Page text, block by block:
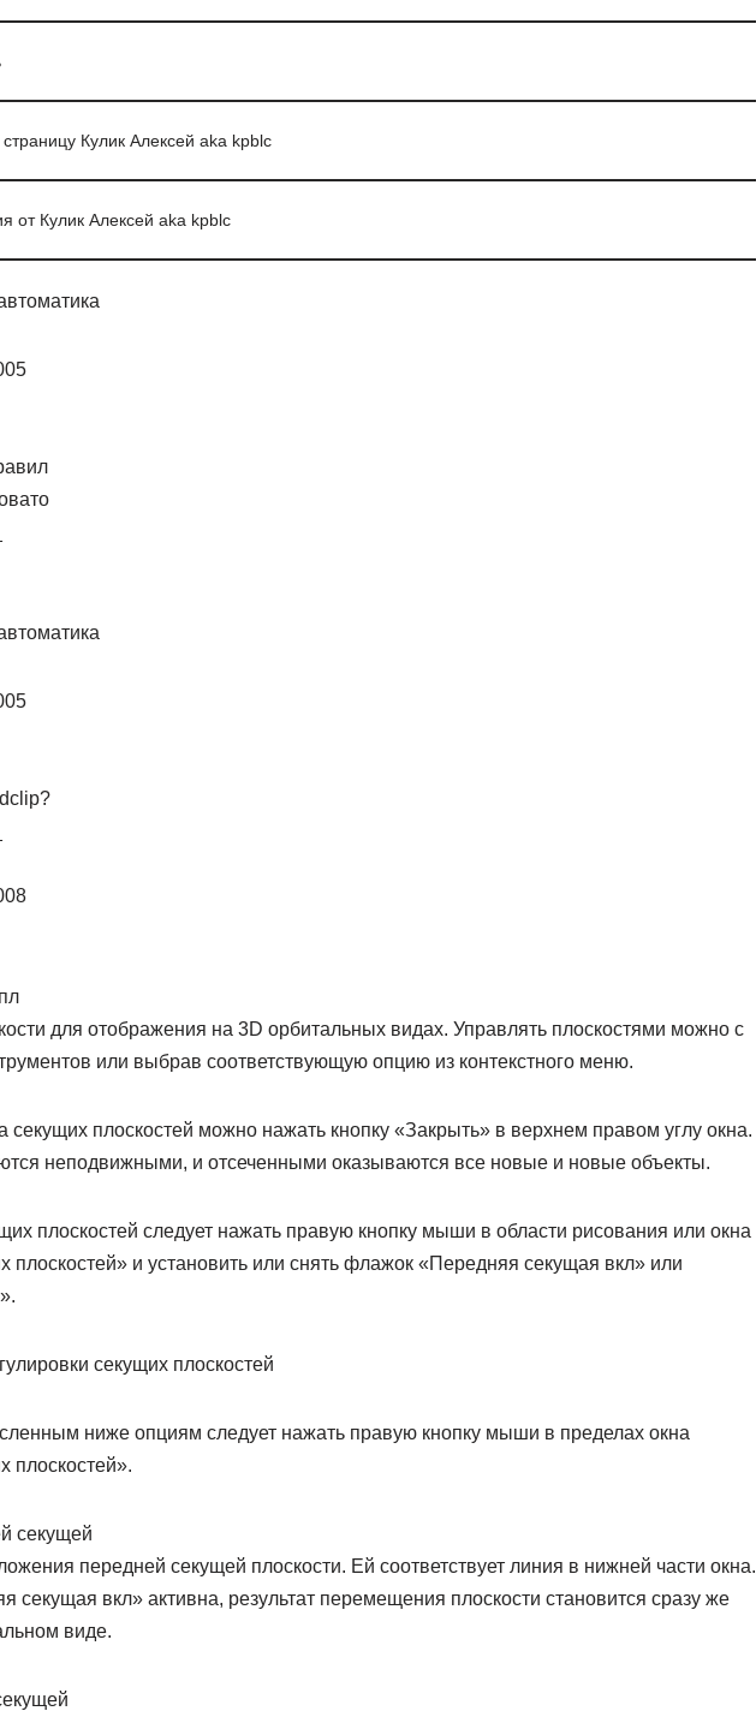
Кулик Алексей aka kpblc
от Кулик Алексей aka kpblc
для отображения на 3D орбитальных видах. Управлять плоскостями можно с
или выбрав соответствующую опцию из контекстного меню.
плоскостей можно нажать кнопку «Закрыть» в верхнем правом углу окна.
неподвижными, и отсеченными оказываются все новые и новые объекты.
плоскостей следует нажать правую кнопку мыши в области рисования или окна
плоскостей» и установить или снять флажок «Передняя секущая вкл» или
секущих плоскостей
ниже опциям следует нажать правую кнопку мыши в пределах окна
плоскостей».
секущей
передней секущей плоскости. Ей соответствует линия в нижней части окна.
секущая вкл» активна, результат перемещения плоскости становится сразу же
виде.